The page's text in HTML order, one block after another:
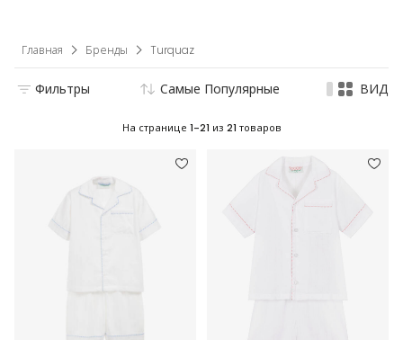
Главная Бренды Turquaz
Фильтры Самые Популярные ВИД
На странице 1-21 из 21 товаров